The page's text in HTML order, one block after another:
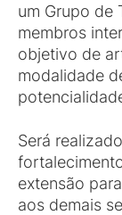
um Grupo de
membros
objetivo de
modalidade
Será
extensão
aos demais